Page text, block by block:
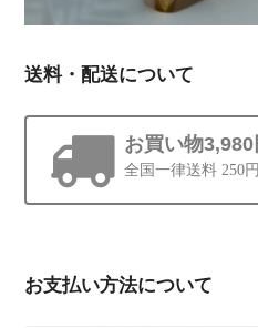
送料・配送について
お買い物
全国一律送料 250円
お支払い方法について